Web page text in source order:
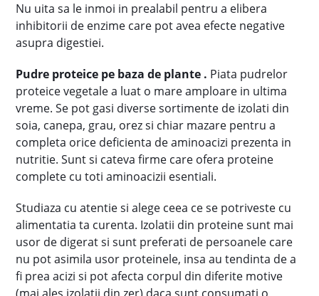
Nu uita sa le inmoi in prealabil pentru a elibera
inhibitorii de enzime care pot avea efecte negative
asupra digestiei.
Pudre proteice pe baza de plante . Piata pudrelor
proteice vegetale a luat o mare amploare in ultima
vreme. Se pot gasi diverse sortimente de izolati din
soia, canepa, grau, orez si chiar mazare pentru a
completa orice deficienta de aminoacizi prezenta in
nutritie. Sunt si cateva firme care ofera proteine
complete cu toti aminoacizii esentiali.
Studiaza cu atentie si alege ceea ce se potriveste cu
alimentatia ta curenta. Izolatii din proteine sunt mai
usor de digerat si sunt preferati de persoanele care
nu pot asimila usor proteinele, insa au tendinta de a
fi prea acizi si pot afecta corpul din diferite motive